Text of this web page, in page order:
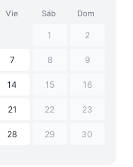
Vie Sáb Dom
1 2
7 8 9
14 15 16
21 22 23
28 29 30